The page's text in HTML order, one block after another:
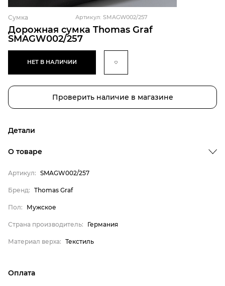
Дорожная сумка Thomas Graf
SMAGW002/257
Сумка Артикул: SMAGW002/257
НЕТ В НАЛИЧИИ
Проверить наличие в магазине
Детали
Страна производитель
Материал верха
О товаре
Артикул: SMAGW002/257
Бренд: Thomas Graf
Пол: Мужское
Страна производитель: Германия
Материал верха: Текстиль
Оплата